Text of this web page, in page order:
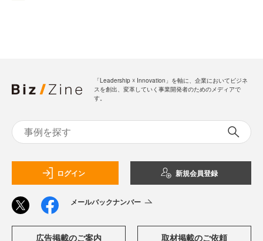
「Leadership ☓ Innovation」を軸に、企業においてビジネ
スを創出、変革していく事業開発者のためのメディアで
す。
ログイン 新規会員登録
メールバックナンバー
広告掲載のご案内 取材掲載のご依頼